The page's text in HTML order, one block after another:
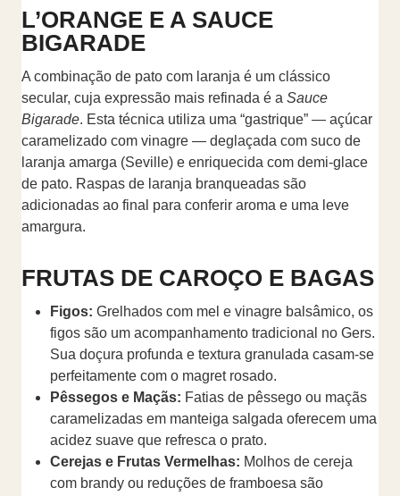
L’ORANGE E A SAUCE
BIGARADE
A combinação de pato com laranja é um clássico
secular, cuja expressão mais refinada é a Sauce
Bigarade. Esta técnica utiliza uma “gastrique” — açúcar
caramelizado com vinagre — deglaçada com suco de
laranja amarga (Seville) e enriquecida com demi-glace
de pato. Raspas de laranja branqueadas são
adicionadas ao final para conferir aroma e uma leve
amargura.
FRUTAS DE CAROÇO E BAGAS
Figos: Grelhados com mel e vinagre balsâmico, os
figos são um acompanhamento tradicional no Gers.
Sua doçura profunda e textura granulada casam-se
perfeitamente com o magret rosado.
Pêssegos e Maçãs: Fatias de pêssego ou maçãs
caramelizadas em manteiga salgada oferecem uma
acidez suave que refresca o prato.
Cerejas e Frutas Vermelhas: Molhos de cereja
com brandy ou reduções de framboesa são